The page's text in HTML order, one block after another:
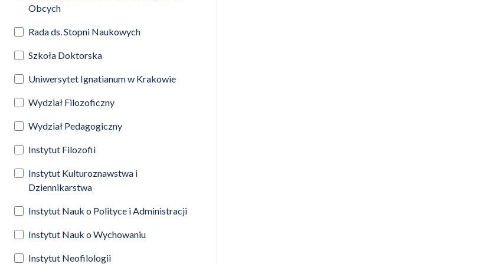
Obcych
Rada ds. Stopni Naukowych
Szkoła Doktorska
Uniwersytet Ignatianum w Krakowie
Wydział Filozoficzny
Wydział Pedagogiczny
Instytut Filozofii
Instytut Kulturoznawstwa i
Dziennikarstwa
Instytut Nauk o Polityce i Administracji
Instytut Nauk o Wychowaniu
Instytut Neofilologii